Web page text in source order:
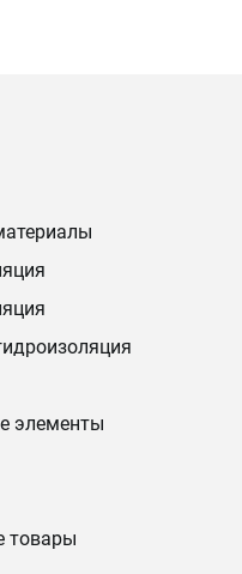
элементы
товары